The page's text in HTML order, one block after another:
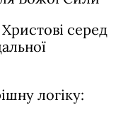
серед
логіку: